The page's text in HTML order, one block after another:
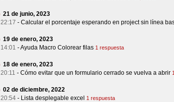
21 de junio, 2023
22:17 - Calcular el porcentaje esperando en project sin línea
19 de enero, 2023
14:01 -Ayuda Macro Colorear filas 1 respuesta
18 de enero, 2023
20:11 - Cómo evitar que un formulario cerrado se vuelva a abrir
02 de diciembre, 2022
20:54 - Lista desplegable excel 1 respuesta